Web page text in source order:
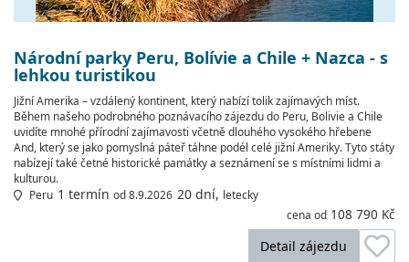
Národní parky Peru, Bolívie a Chile + Nazca - s
lehkou turistikou
Jižní Amerika – vzdálený kontinent, který nabízí tolik zajímavých míst.
Během našeho podrobného poznávacího zájezdu do Peru, Bolivie a Chile
uvidíte mnohé přírodní zajímavosti včetně dlouhého vysokého hřebene
And, který se jako pomyslná páteř táhne podél celé jižní Ameriky. Tyto státy
nabízejí také četné historické památky a seznámení se s místními lidmi a
kulturou.
Peru 1 termín od 8.9.2026 20 dní, letecky
cena od 108 790 Kč
Detail zájezdu